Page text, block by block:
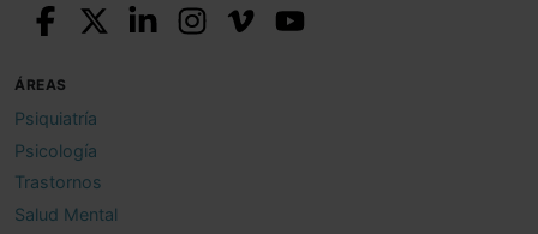
ÁREAS
Psiquiatría
Psicología
Trastornos
Salud Mental